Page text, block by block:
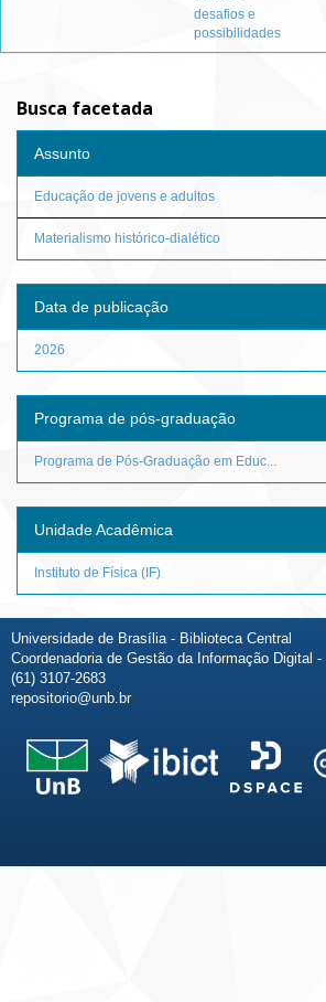
desafios e
possibilidades
Busca facetada
Assunto
Educação de jovens e adultos
Materialismo histórico-dialético
Data de publicação
2026
Programa de pós-graduação
Programa de Pós-Graduação em Educ...
Unidade Acadêmica
Instituto de Física (IF)
Universidade de Brasília - Biblioteca Central
Coordenadoria de Gestão da Informação Digital -
(61) 3107-2683
repositorio@unb.br